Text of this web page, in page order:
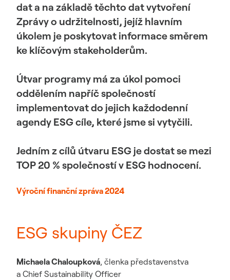
dat a na základě těchto dat vytvoření
Zprávy o udržitelnosti, jejíž hlavním
úkolem je poskytovat informace směrem
ke klíčovým stakeholderům.
Útvar programy má za úkol pomoci
oddělením napříč společností
implementovat do jejich každodenní
agendy ESG cíle, které jsme si vytyčili.
Jedním z cílů útvaru ESG je dostat se mezi
TOP 20 % společností v ESG hodnocení.
Výroční finanční zpráva 2024
ESG skupiny ČEZ
Michaela Chaloupková, členka představenstva
a Chief Sustainability Officer